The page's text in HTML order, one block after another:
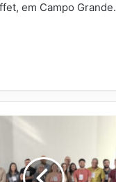
em Campo Grande.